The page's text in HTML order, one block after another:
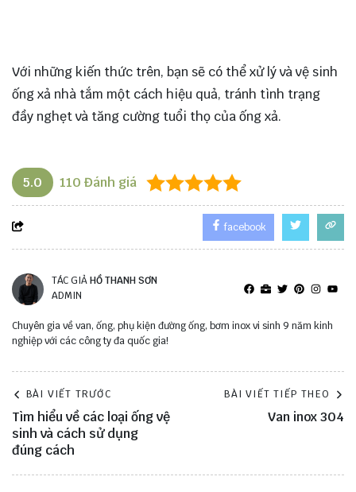
Với những kiến thức trên, bạn sẽ có thể xử lý và vệ sinh
ống xả nhà tắm một cách hiệu quả, tránh tình trạng
đầy nghẹt và tăng cường tuổi thọ của ống xả.
5.0 110 Đánh giá
facebook
TÁC GIẢHỒ THANH SƠN
ADMIN
Chuyên gia về van, ống, phụ kiện đường ống, bơm inox vi sinh 9 năm kinh
nghiệp với các công ty đa quốc gia!
BÀI VIẾT TRƯỚC
Tìm hiểu về các loại ống vệ
sinh và cách sử dụng
đúng cách
BÀI VIẾT TIẾP THEO
Van inox 304